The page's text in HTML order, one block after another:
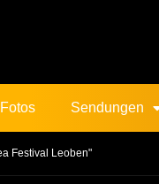
Fotos Sendungen
Festival Leoben"